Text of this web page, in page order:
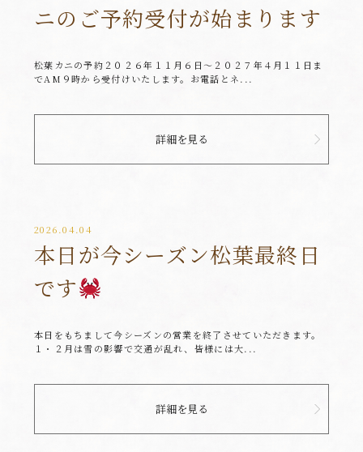
ニのご予約受付が始まります
松葉カニの予約２０２６年１１月６日～２０２７年４月１１日ま
でAM９時から受付けいたします。お電話とネ...
詳細を見る
2026.04.04
本日が今シーズン松葉最終日
です
本日をもちまして今シーズンの営業を終了させていただきます。
１・２月は雪の影響で交通が乱れ、皆様には大...
詳細を見る